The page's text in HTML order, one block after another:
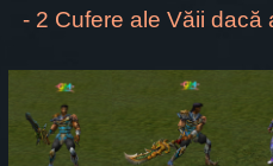
- 2 Cufere ale Văii dacă